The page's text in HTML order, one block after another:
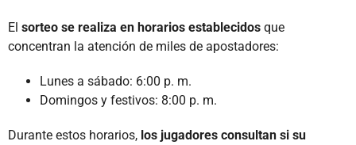
El sorteo se realiza en horarios establecidos que
concentran la atención de miles de apostadores:
Lunes a sábado: 6:00 p. m.
Domingos y festivos: 8:00 p. m.
Durante estos horarios, los jugadores consultan si su